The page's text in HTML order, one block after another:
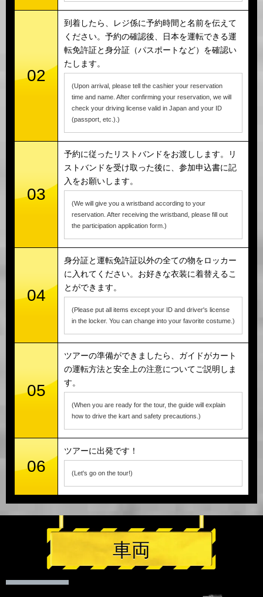
02
到着したら、レジ係に予約時間と名前を伝えて
ください。予約の確認後、日本を運転できる運
転免許証と身分証（パスポートなど）を確認い
たします。
(Upon arrival, please tell the cashier your reservation
time and name. After confirming your reservation, we will
check your driving license valid in Japan and your ID
(passport, etc.).)
03
予約に従ったリストバンドをお渡しします。リ
ストバンドを受け取った後に、参加申込書に記
入をお願いします。
(We will give you a wristband according to your
reservation. After receiving the wristband, please fill out
the participation application form.)
04
身分証と運転免許証以外の全ての物をロッカー
に入れてください。お好きな衣装に着替えるこ
とができます。
(Please put all items except your ID and driver's license
in the locker. You can change into your favorite costume.)
05
ツアーの準備ができましたら、ガイドがカート
の運転方法と安全上の注意についてご説明しま
す。
(When you are ready for the tour, the guide will explain
how to drive the kart and safety precautions.)
06
ツアーに出発です！
(Let's go on the tour!)
車両